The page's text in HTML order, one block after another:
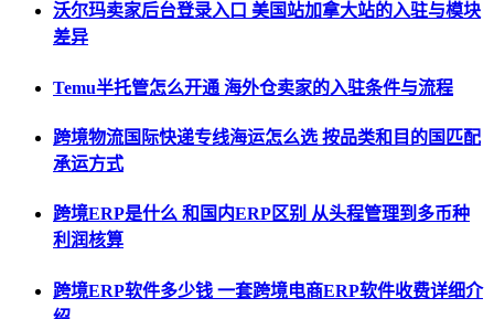
沃尔玛卖家后台登录入口 美国站加拿大站的入驻与模块
差异
Temu半托管怎么开通 海外仓卖家的入驻条件与流程
跨境物流国际快递专线海运怎么选 按品类和目的国匹配
承运方式
跨境ERP是什么 和国内ERP区别 从头程管理到多币种
利润核算
跨境ERP软件多少钱 一套跨境电商ERP软件收费详细介